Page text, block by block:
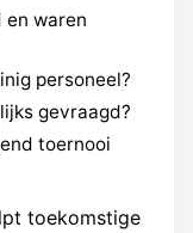
en waren
personeel?
gevraagd?
toernooi
toekomstige